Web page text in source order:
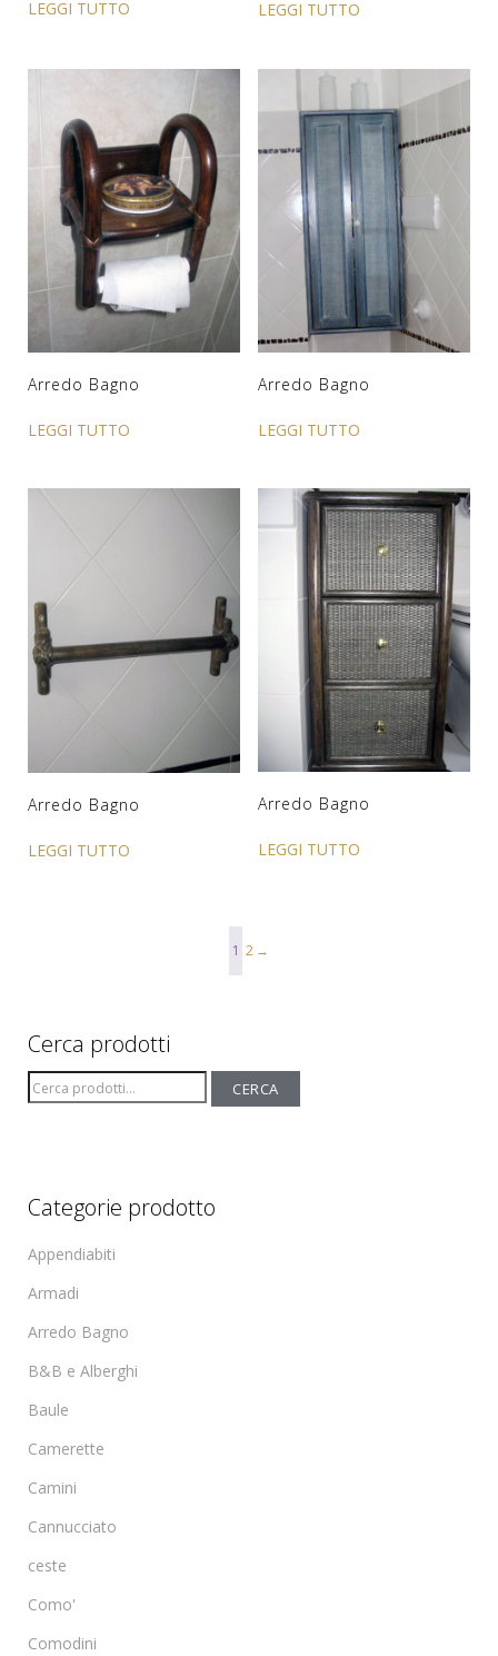
LEGGI TUTTO LEGGI TUTTO
Arredo Bagno
LEGGI TUTTO
Arredo Bagno
LEGGI TUTTO
Arredo Bagno
LEGGI TUTTO
Arredo Bagno
LEGGI TUTTO
1 2 →
Cerca prodotti
Cerca: CERCA
Categorie prodotto
Appendiabiti
Armadi
Arredo Bagno
B&B e Alberghi
Baule
Camerette
Camini
Cannucciato
ceste
Como'
Comodini